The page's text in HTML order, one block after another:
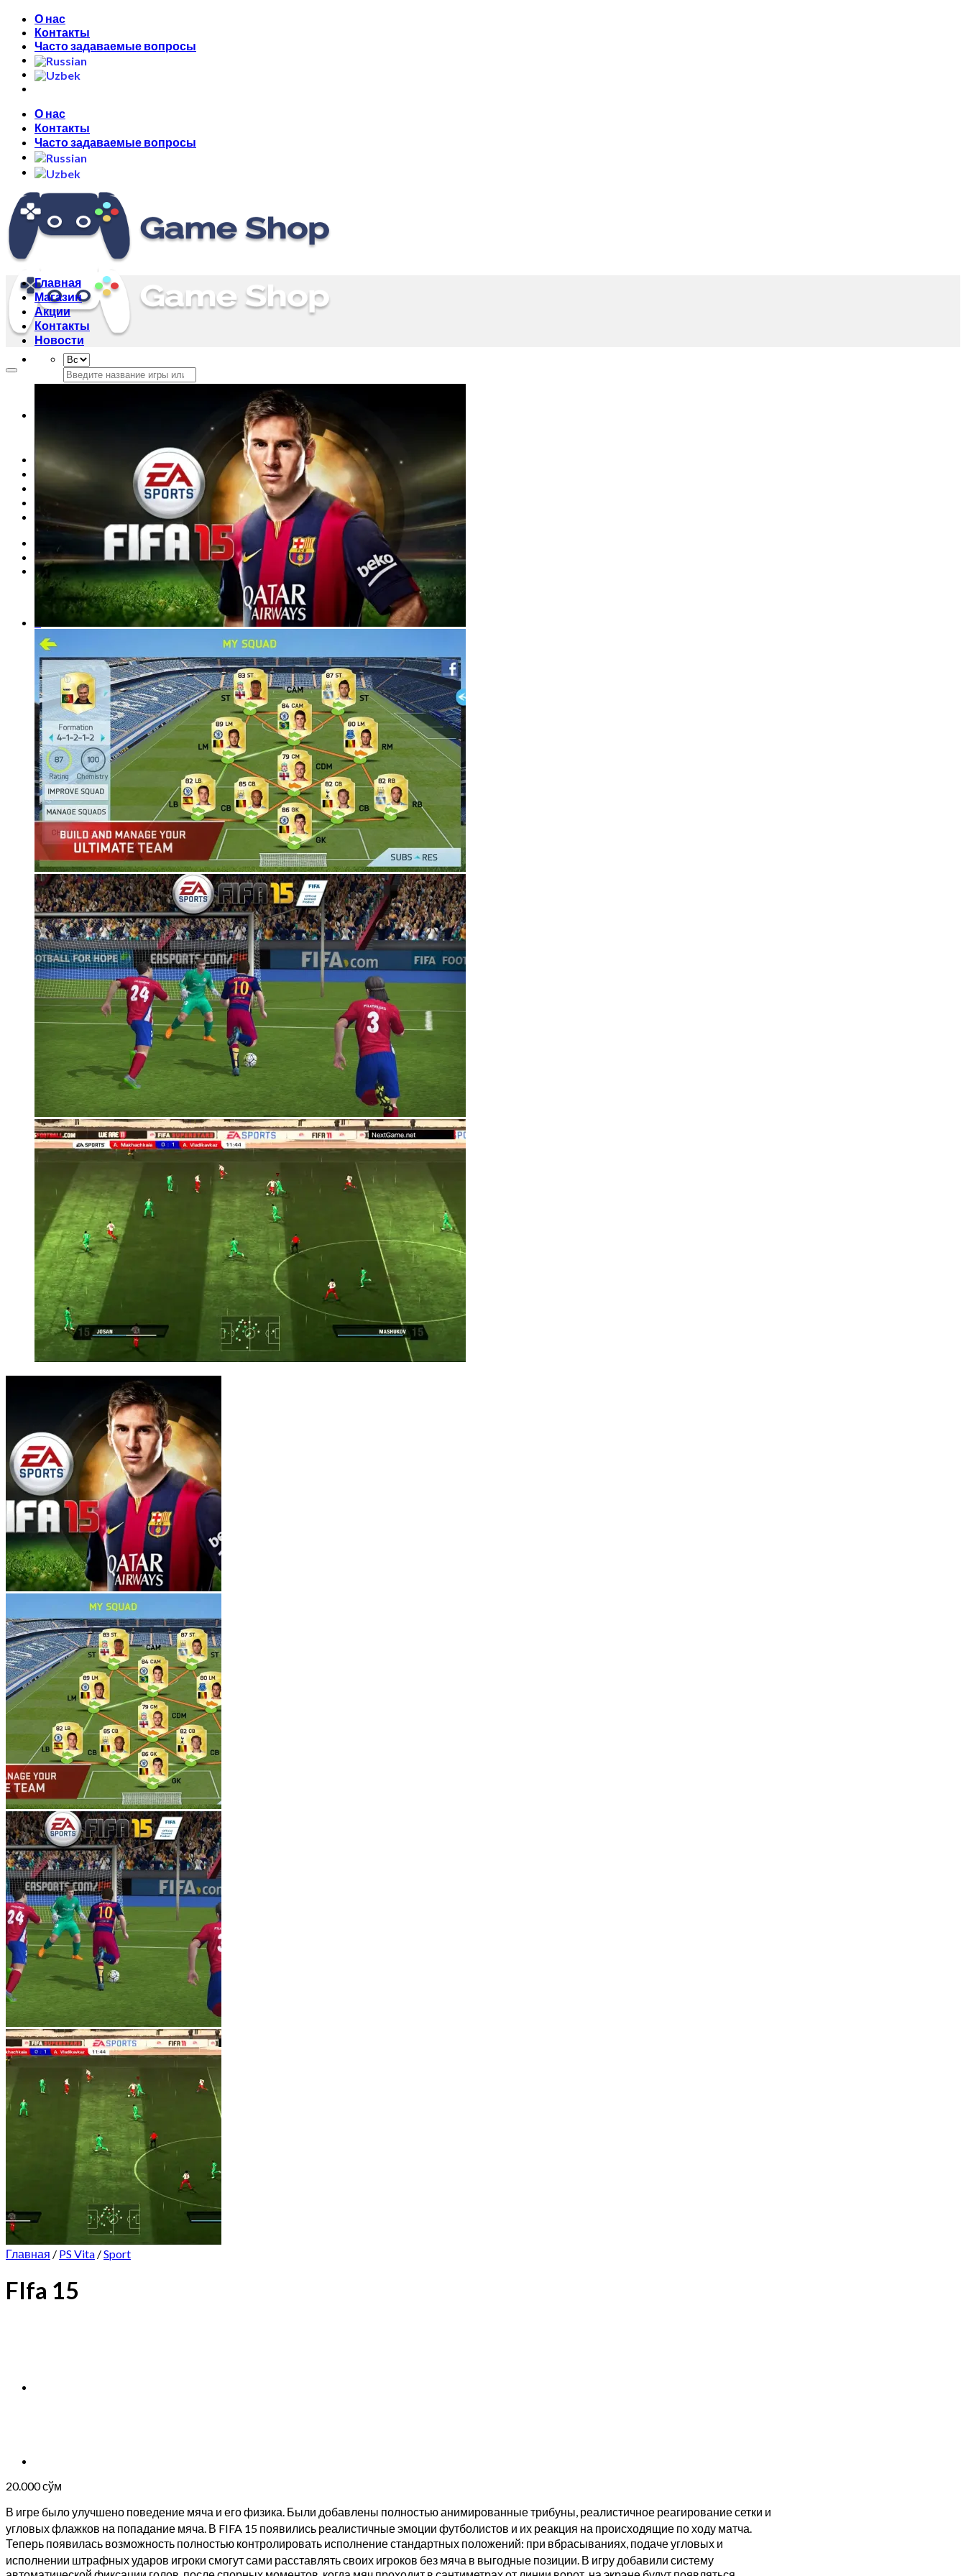
Skip
content
О нас
Контакты
Часто задаваемые вопросы
О нас
Контакты
Часто задаваемые вопросы
Искать:
Главная
Магазин
Акции
Контакты
Новости
Корзина / сўм
Корзина пуста.
Корзина
Корзина пуста.
Главная
Магазин
Акции
Контакты
Новости
Главная / PS Vita /Sport
FIfa 15
20.000сўм
В игре было улучшено поведение мяча и его физика. Были добавлены полностью анимированные трибуны, реалистичное реагирование сетки и
угловых флажков на попадание мяча. В FIFA 15 появились реалистичные эмоции футболистов и их реакция на происходящие по ходу матча.
Теперь появилась возможность полностью контролировать исполнение стандартных положений: при вбрасываниях, подаче угловых и
исполнении штрафных ударов игроки смогут сами расставлять своих игроков без мяча в выгодные позиции. В игру добавили систему